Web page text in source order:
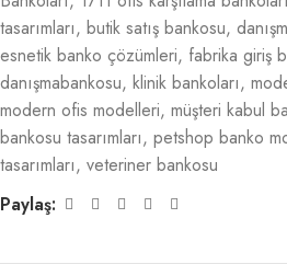
tasarımları, butik satış bankosu,
esnetik banko çözümleri, fabrika giriş
danışmabankosu, klinik bankoları,
modern ofis modelleri, müşteri kabul
bankosu tasarımları, petshop banko
tasarımları, veteriner bankosu
Paylaş: